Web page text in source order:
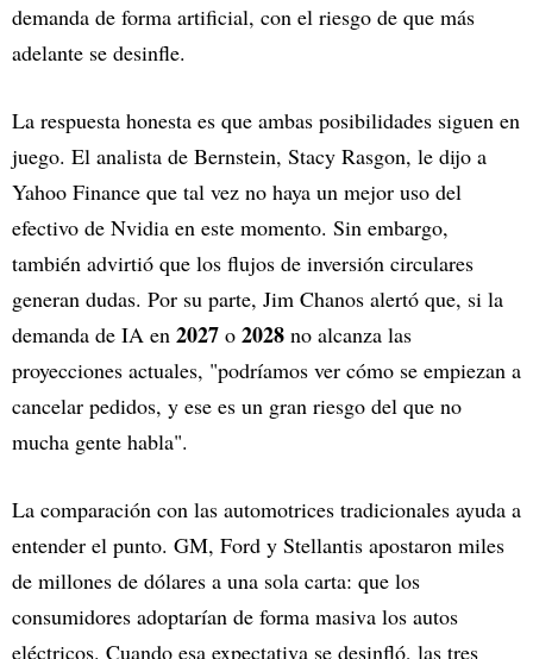
demanda de forma artificial, con el riesgo de que más
adelante se desinfle.
La respuesta honesta es que ambas posibilidades siguen en
juego. El analista de Bernstein, Stacy Rasgon, le dijo a
Yahoo Finance que tal vez no haya un mejor uso del
efectivo de Nvidia en este momento. Sin embargo,
también advirtió que los flujos de inversión circulares
generan dudas. Por su parte, Jim Chanos alertó que, si la
demanda de IA en 2027 o 2028 no alcanza las
proyecciones actuales, "podríamos ver cómo se empiezan a
cancelar pedidos, y ese es un gran riesgo del que no
mucha gente habla".
La comparación con las automotrices tradicionales ayuda a
entender el punto. GM, Ford y Stellantis apostaron miles
de millones de dólares a una sola carta: que los
consumidores adoptarían de forma masiva los autos
eléctricos. Cuando esa expectativa se desinfló, las tres